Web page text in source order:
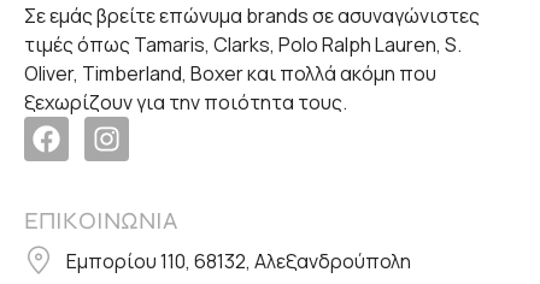
Σε εμάς βρείτε επώνυμα brands σε ασυναγώνιστες
τιμές όπως Tamaris, Clarks, Polo Ralph Lauren, S.
Oliver, Timberland, Boxer και πολλά ακόμη που
ξεχωρίζουν για την ποιότητα τους.
ΕΠΙΚΟΙΝΩΝΙΑ
Εμπορίου 110, 68132, Αλεξανδρούπολη